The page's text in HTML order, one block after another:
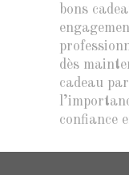
bons
dès
cadeau
confiance